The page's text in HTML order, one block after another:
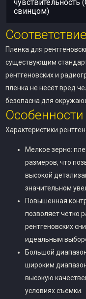
чувствительность
свинцом)
Пленка для
существующим
рентгеновских и
пленка не несёт вред
безопасна для
Особенности
Характеристики
Мелкое зерно:
размеров, что
высокой
значительном
Повышенная
позволяет четко
рентгеновских
идеальным
Большой
широким
высокую
условиях съемки.